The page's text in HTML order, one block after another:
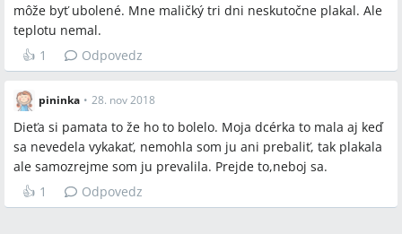
môže byť ubolené. Mne maličký tri dni neskutočne plakal. Ale
teplotu nemal.
👍 1 Odpovedz
pininka • 28. nov 2018
Dieťa si pamata to že ho to bolelo. Moja dcérka to mala aj keď
sa nevedela vykakať, nemohla som ju ani prebaliť, tak plakala
ale samozrejme som ju prevalila. Prejde to,neboj sa.
👍 1 Odpovedz